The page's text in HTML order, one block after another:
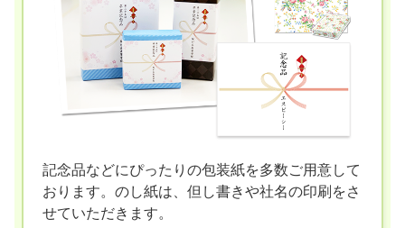
記念品などにぴったりの包装紙を多数ご用意して
おります。のし紙は、但し書きや社名の印刷をさ
せていただきます。